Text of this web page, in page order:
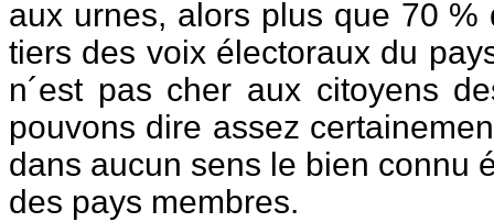
aux urnes, alors plus que 70 %
tiers des voix électoraux du
n´est pas cher aux citoyens
pouvons dire assez
dans aucun sens le bien connu
des pays membres.